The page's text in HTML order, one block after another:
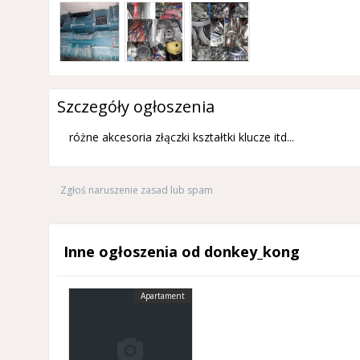
Szczegóły ogłoszenia
różne akcesoria złączki kształtki klucze itd...
Zgłoś naruszenie zasad lub spam
Inne ogłoszenia od donkey_kong
Apartament